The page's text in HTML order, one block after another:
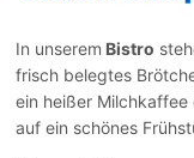
In unserem Bistro
frisch belegtes
ein heißer
auf ein schönes